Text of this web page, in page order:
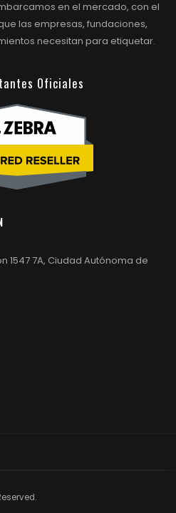
en el mercado, con el
las empresas, fundaciones,
necesitan para etiquetar.
Oficiales
1547 7A, Ciudad Autónoma de